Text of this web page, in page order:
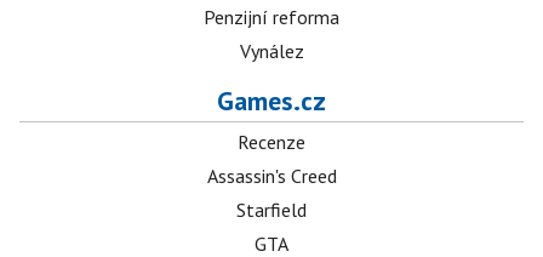
Penzijní reforma
Vynález
Games.cz
Recenze
Assassin's Creed
Starfield
GTA